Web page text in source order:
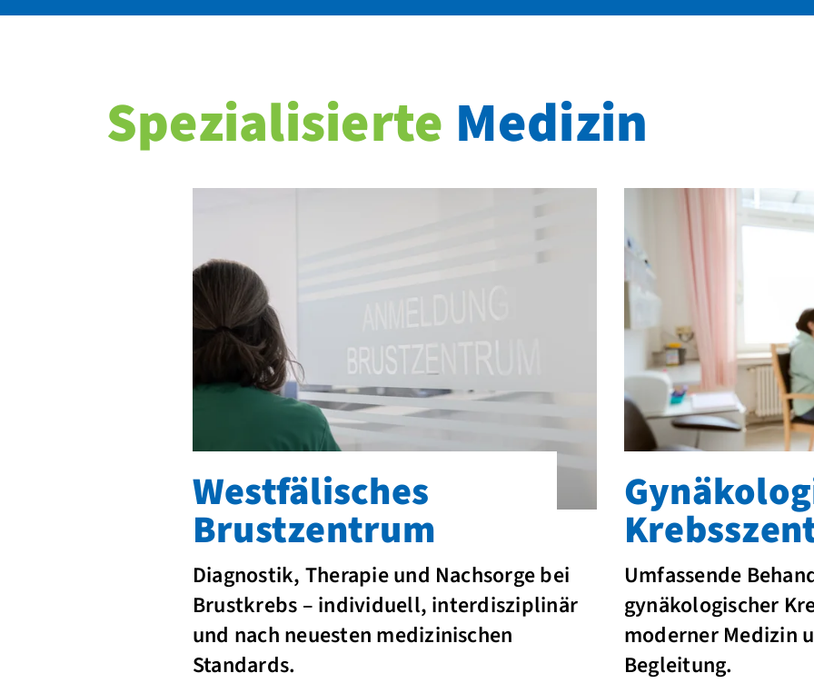
Spezialisierte Medizin
Westfälisches
Brustzentrum
Diagnostik, Therapie und Nachsorge bei
Brustkrebs – individuell, interdisziplinär
und nach neuesten medizinischen
Standards.
Umfassende
gynäkologischer
moderner Medizin
Begleitung.